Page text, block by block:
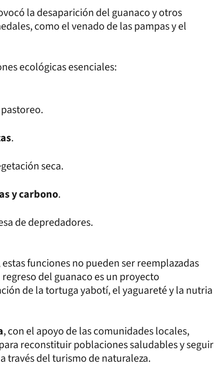
la desaparición del guanaco y otros
como el venado de las pampas y el
ecológicas esenciales:
.
seca.
y carbono.
de depredadores.
funciones no pueden ser reemplazadas
del guanaco es un proyecto
de la tortuga yabotí, el yaguareté y la nutria
, con el apoyo de las comunidades locales,
reconstituir poblaciones saludables y seguir
del turismo de naturaleza.